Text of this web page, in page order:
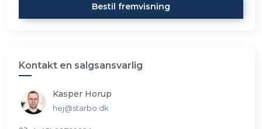
Bestil fremvisning
Kontakt en salgsansvarlig
Kasper Horup
hej@starbo.dk